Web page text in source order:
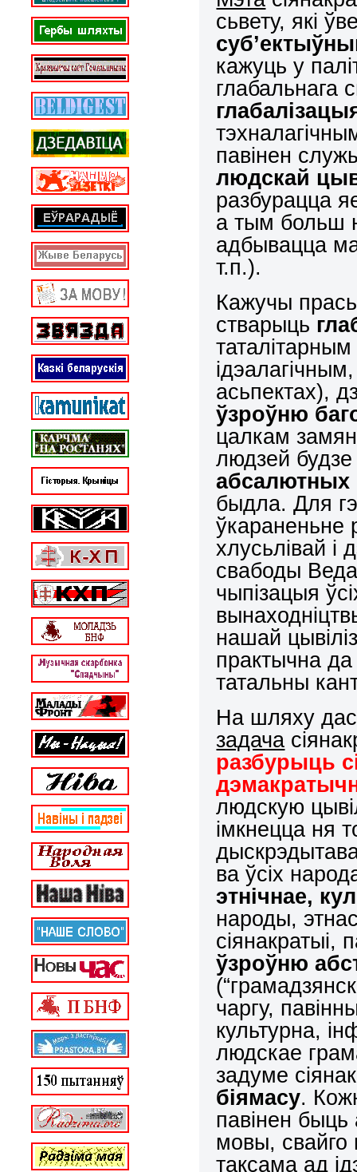
сьвету, які
кажуць у
глабальнага
павінен
людскай
разбурацца
а тым больш
адбывацца
т.п.).
Кажучы
стварыць
асьпектах),
ўзроўню
цалкам
людзей
абсалютных
быдла. Для
ўкараненьне
хлусьлівай і
свабоды
чыпізацыя
нашай
практычна
татальны
На шляху
задача
разбурыць
людскую
імкнецца ня
ва ўсіх
этнічнае,
народы,
сіянакратыі,
ўзроўню
чаргу,
культурна,
людскае
задуме
біямасу.
павінен быць
мовы, свайго
таксама ад